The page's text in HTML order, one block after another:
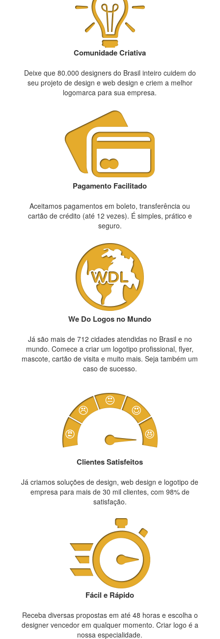
Comunidade Criativa
Deixe que 80.000 designers do Brasil inteiro cuidem do
seu projeto de design e web design e criem a melhor
logomarca para sua empresa.
Pagamento Facilitado
Aceitamos pagamentos em boleto, transferência ou
cartão de crédito (até 12 vezes). É simples, prático e
seguro.
We Do Logos no Mundo
Já são mais de 712 cidades atendidas no Brasil e no
mundo. Comece a criar um logotipo profissional, flyer,
mascote, cartão de visita e muito mais. Seja também um
caso de sucesso.
Clientes Satisfeitos
Já criamos soluções de design, web design e logotipo de
empresa para mais de 30 mil clientes, com 98% de
satisfação.
Fácil e Rápido
Receba diversas propostas em até 48 horas e escolha o
designer vencedor em qualquer momento. Criar logo é a
nossa especialidade.